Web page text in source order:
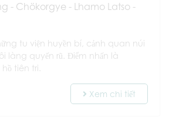
- Chökorgye - Lhamo Latso -
tu viện huyền bí, cảnh quan núi
làng quyến rũ. Điểm nhấn là
tiên tri.
Xem chi tiết